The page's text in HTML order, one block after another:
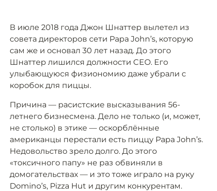
В июле 2018 года Джон Шнаттер вылетел из
совета директоров сети Papa John’s, которую
сам же и основал 30 лет назад. До этого
Шнаттер лишился должности CEO. Его
улыбающуюся физиономию даже убрали с
коробок для пиццы.
Причина — расистские высказывания 56-
летнего бизнесмена. Дело не только (и, может,
не столько) в этике — оскорблённые
американцы перестали есть пиццу Papa John’s.
Недовольство зрело долго. До этого
«токсичного папу» не раз обвиняли в
домогательствах — и это тоже играло на руку
Domino’s, Pizza Hut и другим конкурентам.